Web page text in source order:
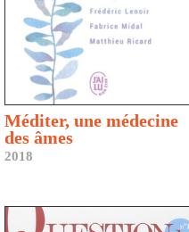
Méditer, une médecine
des âmes
2018